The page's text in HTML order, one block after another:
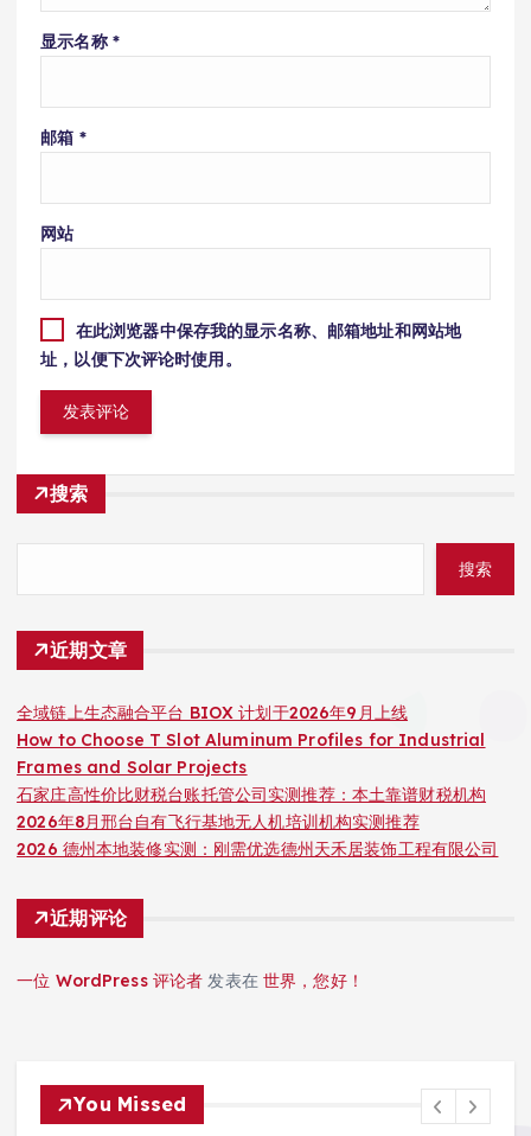
显示名称 *
邮箱 *
网站
在此浏览器中保存我的显示名称、邮箱地址和网站地
址，以便下次评论时使用。
搜索
搜索
近期文章
全域链上生态融合平台 BIOX 计划于2026年9月上线
How to Choose T Slot Aluminum Profiles for Industrial
Frames and Solar Projects
石家庄高性价比财税台账托管公司实测推荐：本土靠谱财税机构
2026年8月邢台自有飞行基地无人机培训机构实测推荐
2026 德州本地装修实测：刚需优选德州天禾居装饰工程有限公司
近期评论
一位 WordPress 评论者 发表在世界，您好！
You Missed